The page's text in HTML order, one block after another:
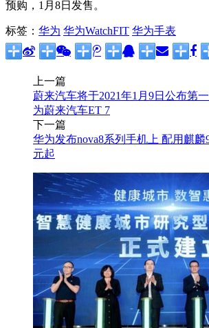
预购，1月8日发售。
标签： 华为 华为WatchFIT 华为手表
上一篇
蔚来汽车将于2021年1月9日公布第
为蔚来汽车ET 7
下一篇
华为发布nova8系列手机上 配用麒麟
元起